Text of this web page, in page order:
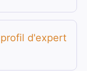
d'expert